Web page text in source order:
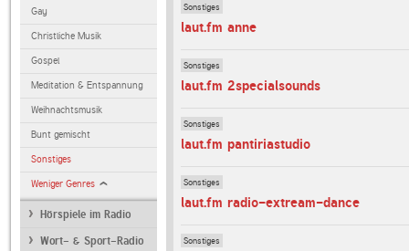
Gay
Christliche Musik
Gospel
Meditation & Entspannung
Weihnachtsmusik
Bunt gemischt
Sonstiges
Weniger Genres
Hörspiele im Radio
Wort- & Sport-Radio
Sonstiges
laut.fm anne
Sonstiges
laut.fm 2specialsounds
Sonstiges
laut.fm pantiriastudio
Sonstiges
laut.fm radio-extream-dance
Sonstiges